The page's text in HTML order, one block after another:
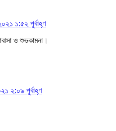
১:৫২ পূর্বাহ্ণ
ও শুভকামনা।
২:০৯ পূর্বাহ্ণ